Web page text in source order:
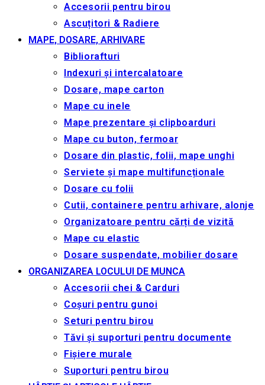
Accesorii pentru birou
Ascuțitori & Radiere
MAPE, DOSARE, ARHIVARE
Bibliorafturi
Indexuri și intercalatoare
Dosare, mape carton
Mape cu inele
Mape prezentare și clipboarduri
Mape cu buton, fermoar
Dosare din plastic, folii, mape unghi
Serviete și mape multifuncționale
Dosare cu folii
Cutii, containere pentru arhivare, alonje
Organizatoare pentru cărți de vizită
Mape cu elastic
Dosare suspendate, mobilier dosare
ORGANIZAREA LOCULUI DE MUNCA
Accesorii chei & Сarduri
Coșuri pentru gunoi
Seturi pentru birou
Tăvi și suporturi pentru documente
Fișiere murale
Suporturi pentru birou